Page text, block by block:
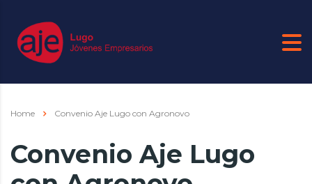
Home Convenio Aje Lugo con Agronovo
Convenio Aje Lugo